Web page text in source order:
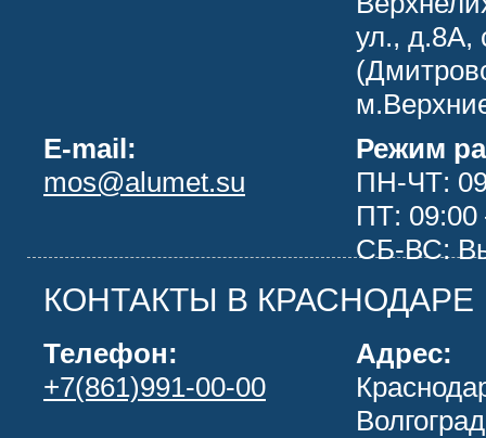
ул., д.8А,
E-mail:
mos@alumet.su
Режим
ПН-ЧТ:
ПТ: 09:00
СБ-ВС:
КОНТАКТЫ В КРАСНОДАРЕ
Телефон:
+7(861)991-00-00
Адрес: